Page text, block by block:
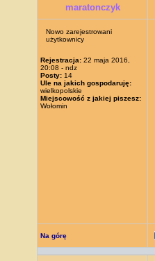
maratonczyk
Nowo zarejestrowani
użytkownicy
Rejestracja: 22 maja 2016,
20:08 - ndz
Posty: 14
Ule na jakich gospodaruję:
wielkopolskie
Miejscowość z jakiej piszesz:
Wołomin
Na górę